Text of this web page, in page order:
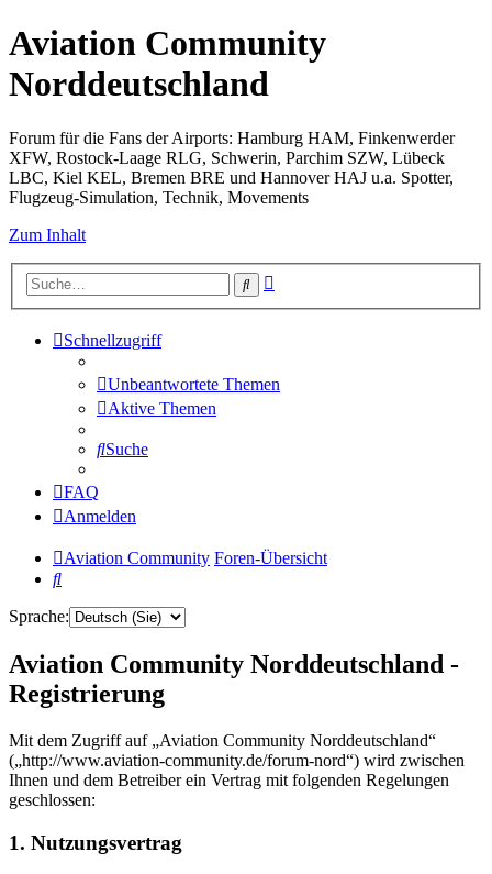
Aviation Community
Norddeutschland
Forum für die Fans der Airports: Hamburg HAM, Finkenwerder
XFW, Rostock-Laage RLG, Schwerin, Parchim SZW, Lübeck
LBC, Kiel KEL, Bremen BRE und Hannover HAJ u.a. Spotter,
Flugzeug-Simulation, Technik, Movements
Zum Inhalt
Suche
Schnellzugriff
Unbeantwortete Themen
Aktive Themen
Suche
FAQ
Anmelden
Aviation Community Foren-Übersicht
Suche
Sprache:
Aviation Community Norddeutschland -
Registrierung
Mit dem Zugriff auf „Aviation Community Norddeutschland“
(„http://www.aviation-community.de/forum-nord“) wird zwischen
Ihnen und dem Betreiber ein Vertrag mit folgenden Regelungen
geschlossen:
1. Nutzungsvertrag